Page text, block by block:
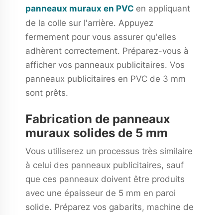
panneaux muraux en PVC en appliquant
de la colle sur l'arrière. Appuyez
fermement pour vous assurer qu'elles
adhèrent correctement. Préparez-vous à
afficher vos panneaux publicitaires. Vos
panneaux publicitaires en PVC de 3 mm
sont prêts.
Fabrication de panneaux
muraux solides de 5 mm
Vous utiliserez un processus très similaire
à celui des panneaux publicitaires, sauf
que ces panneaux doivent être produits
avec une épaisseur de 5 mm en paroi
solide. Préparez vos gabarits, machine de